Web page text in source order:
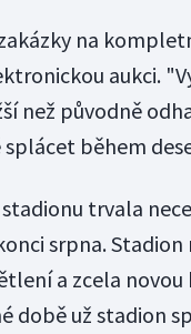
na
aukci.
než původně
splácet během
trvala
srpna.
a zcela
době už stadion